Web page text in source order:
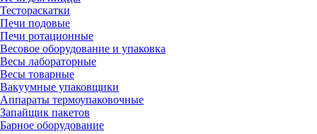
Тестораскатки
Печи подовые
Печи ротационные
Весовое оборудование и упаковка
Весы лабораторные
Весы товарные
Вакуумные упаковщики
Аппараты термоупаковочные
Запайщик пакетов
Барное оборудование